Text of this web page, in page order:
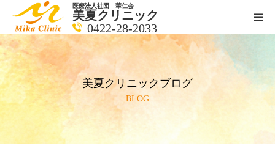
医療法人社団 華仁会
美夏クリニック
0422-28-2033
美夏クリニックブログ
BLOG
医師紹介
診療科目
クリニックの紹介